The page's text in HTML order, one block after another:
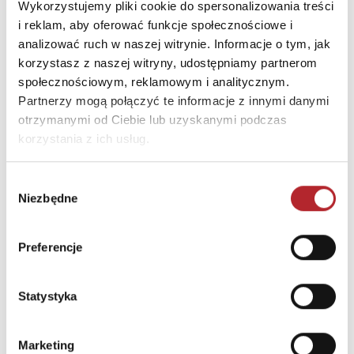
Wykorzystujemy pliki cookie do spersonalizowania treści
i reklam, aby oferować funkcje społecznościowe i
analizować ruch w naszej witrynie. Informacje o tym, jak
korzystasz z naszej witryny, udostępniamy partnerom
społecznościowym, reklamowym i analitycznym.
Partnerzy mogą połączyć te informacje z innymi danymi
otrzymanymi od Ciebie lub uzyskanymi podczas
korzystania z ich usług.
zgody
Niezbędne
Preferencje
Statystyka
Marketing
poniżej 3 lat. Istnieje ryzyko zadławienia się małymi
elementami. WARNING Not suitable for children under
three years. There is a risk of choking on small parts."
INNI KLIENCI KUPOWALI